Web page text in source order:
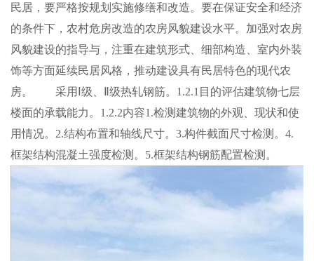
民居，要严格按规划实施修缮和改造。要在保证安全和经济
的条件下，农村危房改造的农房风貌建设水平。加强对农房
风貌建设的指导与，注重在建筑形式、细部构造、室内外装
饰等方面延续民居风格，推动建设具有民居特色的现代农
房。 采用Ⅰ级、Ⅱ级热轧钢筋。1.2.1目的评估建筑物七层
楼面的承载能力。1.2.2内容1.检测建筑物的外观、现状和使
用情况。2.结构布置和轴线尺寸。3.构件截面尺寸检测。4.
框架结构混凝土强度检测。5.框架结构钢筋配置检测。